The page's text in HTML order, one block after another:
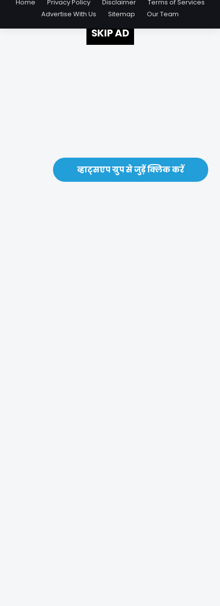
व्हाट्सएप ग्रुप से जुड़ें क्लिक करें
Home
Privacy Policy Disclaimer
Terms of Services
Advertise With Us
Sitemap Our Team
SKIP AD